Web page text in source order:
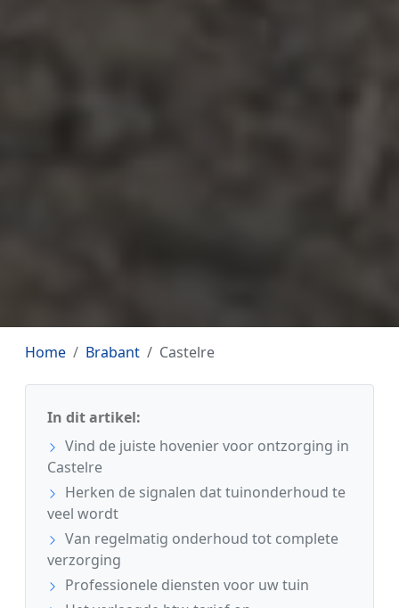
Home Brabant Castelre
In dit artikel:
Vind de juiste hovenier voor ontzorging in
Castelre
Herken de signalen dat tuinonderhoud te
veel wordt
Van regelmatig onderhoud tot complete
verzorging
Professionele diensten voor uw tuin